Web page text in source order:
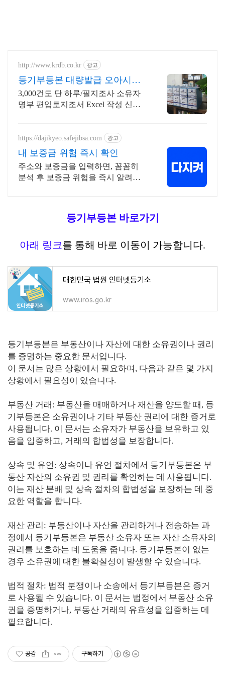
http://www.krdb.co.kr 광고
등기부등본 대량발급 오아시스
PDF Excel 자동처리!
3,000건도 단 하루/필지조사 소유자
명부 편입토지조서 Excel 작성 신청
https://dajikyeo.safejibsa.com 광고
내 보증금 위험 즉시 확인
주소와 보증금을 입력하면, 꼼꼼히
분석 후 보증금 위험을 즉시 알려드
등기부등본 바로가기
아래 링크를 통해 바로 이동이 가능합니다.
대한민국 법원 인터넷등기소
www.iros.go.kr
등기부등본은 부동산이나 자산에 대한 소유권이나 권리
를 증명하는 중요한 문서입니다.
이 문서는 많은 상황에서 필요하며, 다음과 같은 몇 가지
상황에서 필요성이 있습니다.
부동산 거래: 부동산을 매매하거나 재산을 양도할 때, 등
기부등본은 소유권이나 기타 부동산 권리에 대한 증거로
사용됩니다. 이 문서는 소유자가 부동산을 보유하고 있
음을 입증하고, 거래의 합법성을 보장합니다.
상속 및 유언: 상속이나 유언 절차에서 등기부등본은 부
동산 자산의 소유권 및 권리를 확인하는 데 사용됩니다.
이는 재산 분배 및 상속 절차의 합법성을 보장하는 데 중
요한 역할을 합니다.
재산 관리: 부동산이나 자산을 관리하거나 전송하는 과
정에서 등기부등본은 부동산 소유자 또는 자산 소유자의
권리를 보호하는 데 도움을 줍니다. 등기부등본이 없는
경우 소유권에 대한 불확실성이 발생할 수 있습니다.
법적 절차: 법적 분쟁이나 소송에서 등기부등본은 증거
로 사용될 수 있습니다. 이 문서는 법정에서 부동산 소유
권을 증명하거나, 부동산 거래의 유효성을 입증하는 데
필요합니다.
공감 구독하기